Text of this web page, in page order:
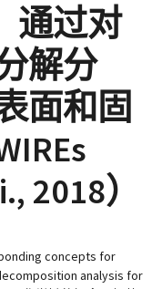
通过对
解分
面和固
2018）
concepts for
analysis for